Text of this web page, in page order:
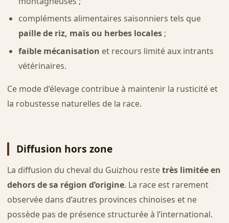
compléments alimentaires saisonniers tels que
paille de riz, maïs ou herbes locales;
faible mécanisation et recours limité aux intrants
vétérinaires.
Ce mode d’élevage contribue à maintenir la rusticité et
la robustesse naturelles de la race.
Diffusion hors zone
La diffusion du cheval du Guizhou restetrès limitée en
dehors de sa région d’origine. La race est rarement
observée dans d’autres provinces chinoises et ne
possède pas de présence structurée à l’international.